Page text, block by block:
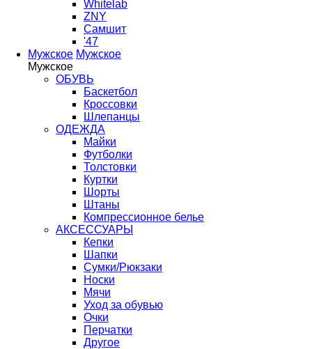
Whitelab
ZNY
Самшит
'47
Мужское Мужское
Мужское
ОБУВЬ
Баскетбол
Кроссовки
Шлепанцы
ОДЕЖДА
Майки
Футболки
Толстовки
Куртки
Шорты
Штаны
Компрессионное белье
АКСЕССУАРЫ
Кепки
Шапки
Сумки/Рюкзаки
Носки
Мячи
Уход за обувью
Очки
Перчатки
Другое